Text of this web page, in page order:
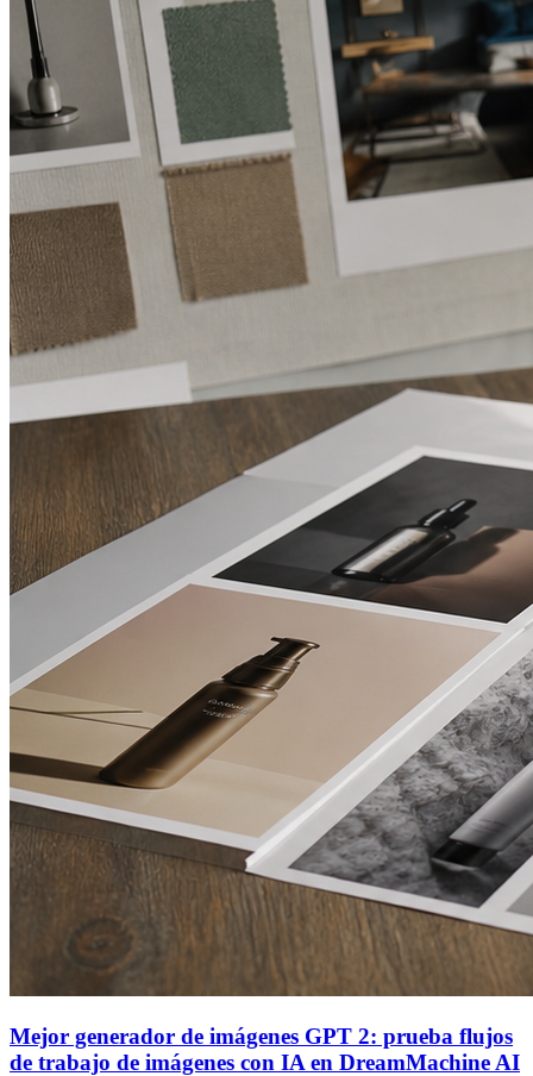
Mejor generador de imágenes GPT 2: prueba flujos
de trabajo de imágenes con IA en DreamMachine AI